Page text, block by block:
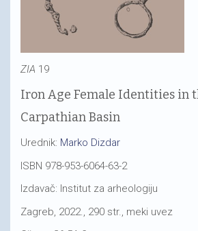
ZIA 19
Iron Age Female Identities in
Carpathian Basin
Urednik: Marko Dizdar
ISBN 978-953-6064-63-2
Izdavač: Institut za arheologiju
Zagreb, 2022., 290 str., meki uvez